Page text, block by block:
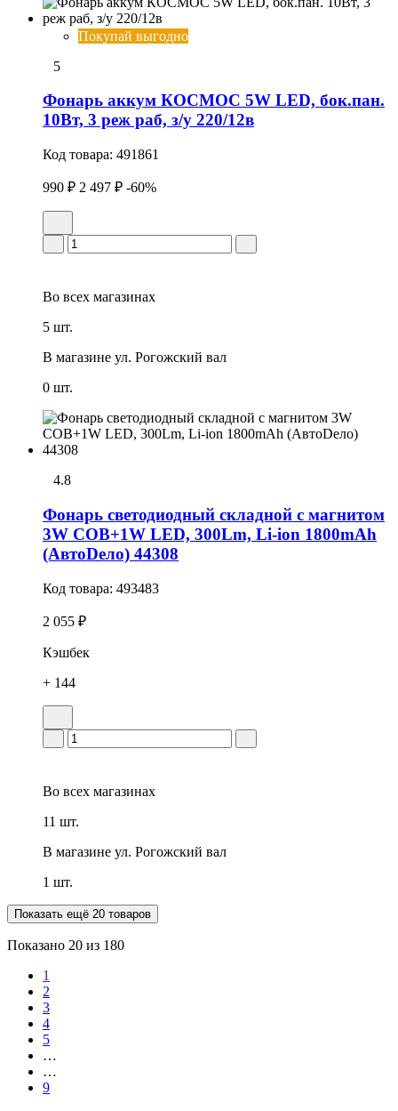
Покупай выгодно
5
Фонарь аккум КОСМОС 5W LED, бок.пан.
10Вт, 3 реж раб, з/у 220/12в
Код товара: 491861
990 ₽ 2 497 ₽ -60%
Во всех магазинах
5 шт.
В магазине ул. Рогожский вал
0 шт.
4.8
Фонарь светодиодный складной с магнитом
3W COB+1W LED, 300Lm, Li-ion 1800mAh
(АвтоDело) 44308
Код товара: 493483
2 055 ₽
Кэшбек
+ 144
Во всех магазинах
11 шт.
В магазине ул. Рогожский вал
1 шт.
Показать ещё 20 товаров
Показано 20 из 180
1
2
3
4
5
…
…
9